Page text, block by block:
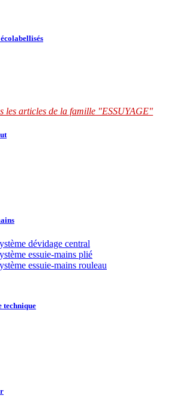
les articles de la famille "ESSUYAGE"
dévidage central
essuie-mains plié
essuie-mains rouleau
technique